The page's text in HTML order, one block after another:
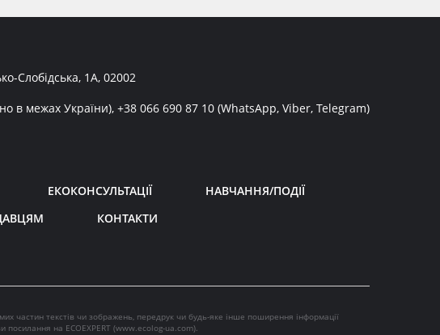
Слобідська, 1А, 02002
в межах України), +38 066 690 87 10 (WhatsApp, Viber, Telegram)
ЕКОКОНСУЛЬТАЦІЇ
НАВЧАННЯ/ПОДІЇ
КОНТАКТИ
частин текстів чи зображень, передрук чи будь-яке інше поширення інформації
посилання на ECOEXPERT (www.ecolog-ua.com).